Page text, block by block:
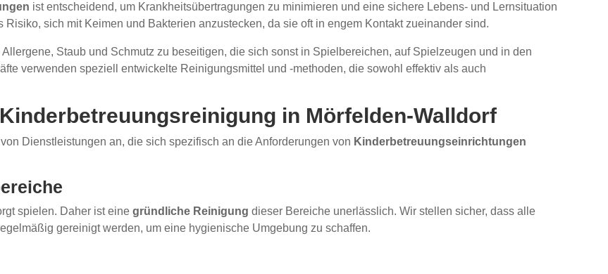
ist entscheidend, um Krankheitsübertragungen zu minimieren und eine sichere Lebens- und Lernsituation
sich mit Keimen und Bakterien anzustecken, da sie oft in engem Kontakt zueinander sind.
Staub und Schmutz zu beseitigen, die sich sonst in Spielbereichen, auf Spielzeugen und in den
verwenden speziell entwickelte Reinigungsmittel und -methoden, die sowohl effektiv als auch
in Mörfelden-Walldorf
Dienstleistungen an, die sich spezifisch an die Anforderungen von Kinderbetreuungseinrichtungen
spielen. Daher ist einegründliche Reinigung dieser Bereiche unerlässlich. Wir stellen sicher, dass alle
gereinigt werden, um eine hygienische Umgebung zu schaffen.